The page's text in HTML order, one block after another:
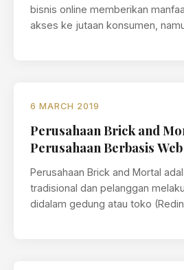
bisnis online memberikan
akses ke jutaan konsumen,
6 MARCH 2019
Perusahaan Brick and
Perusahaan Berbasis Web
Perusahaan Brick and Mortal
tradisional dan pelanggan
didalam gedung atau toko